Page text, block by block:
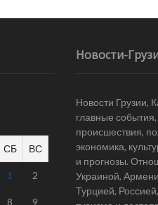
СБ ВС
1 2
8 9
Новости-
Новости Грузии,
главные
происшествия,
экономика,
и прогнозы.
Украиной,
Турцией,